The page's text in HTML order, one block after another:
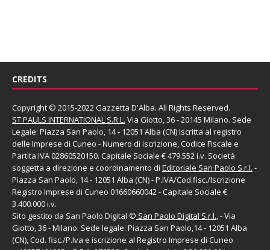
CREDITS
Copyright © 2015-2022 Gazzetta D'Alba. All Rights Reserved.
ST PAULS INTERNATIONAL S.R.L. Via Giotto, 36 - 20145 Milano. Sede
Legale: Piazza San Paolo, 14 - 12051 Alba (CN) Iscritta al registro
delle Imprese di Cuneo - Numero di iscrizione, Codice Fiscale e
Partita IVA 02860520150. Capitale Sociale € 479.552 i.v. Società
soggetta a direzione e coordinamento di Editoriale San Paolo S.r.l. -
Piazza San Paolo, 14 - 12051 Alba (CN) - P.IVA/Cod.fisc./Iscrizione
Registro Imprese di Cuneo 01660660042 - Capitale Sociale €
3.400.000 i.v.
Sito gestito da San Paolo Digital © San Paolo Digital S.r.l., - Via
Giotto, 36 - Milano. Sede legale: Piazza San Paolo,14 - 12051 Alba
(CN), Cod. fisc./P.Iva e iscrizione al Registro Imprese di Cuneo